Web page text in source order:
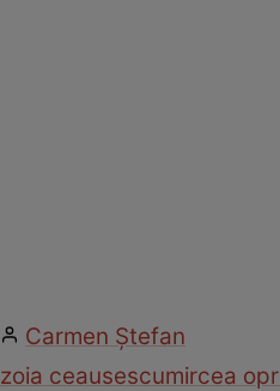
Carmen Ştefan
zoia ceausescumircea